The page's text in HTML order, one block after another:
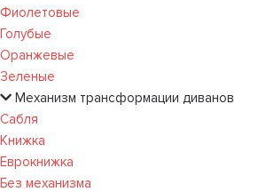
Фиолетовые
Голубые
Оранжевые
Зеленые
Механизм трансформации диванов
Сабля
Книжка
Еврокнижка
Без механизма